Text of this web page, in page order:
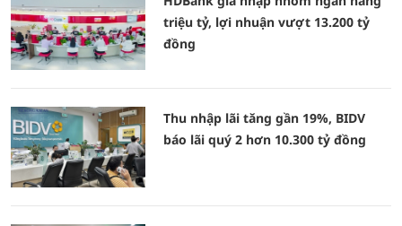
triệu tỷ, lợi nhuận vượt 13.200 tỷ
đồng
Thu nhập lãi tăng gần 19%, BIDV
báo lãi quý 2 hơn 10.300 tỷ đồng